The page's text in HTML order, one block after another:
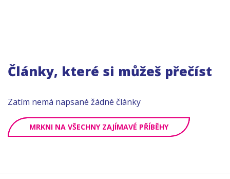
Články, které si můžeš přečíst
Zatím nemá napsané žádné články
MRKNI NA VŠECHNY ZAJÍMAVÉ PŘÍBĚHY